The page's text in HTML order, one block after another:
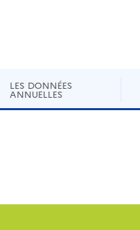
LES DONNÉES
ANNUELLES